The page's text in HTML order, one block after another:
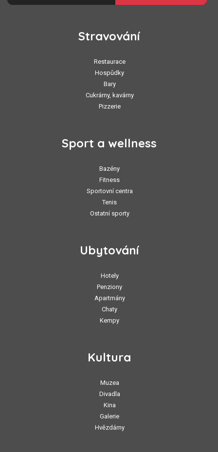
Stravování
Restaurace
Hospůdky
Bary
Cukrárny, kavárny
Pizzerie
Sport a wellness
Bazény
Fitness
Sportovní centra
Tenis
Ostatní sporty
Ubytování
Hotely
Penziony
Apartmány
Chaty
Kempy
Kultura
Muzea
Divadla
Kina
Galerie
Hvězdárny